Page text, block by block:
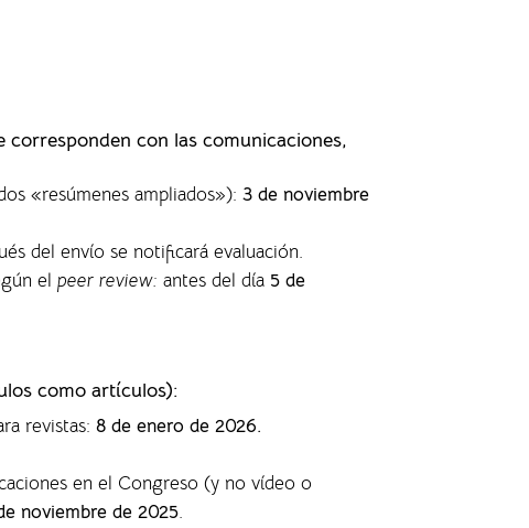
corresponden con las comunicaciones,
«resúmenes ampliados»): 3 de noviembre
del envío se notificará evaluación.
elpeer review: antes del día 5 de
como artículos):
revistas:8 de enero de 2026.
en el Congreso (y no vídeo o
noviembre de 2025.